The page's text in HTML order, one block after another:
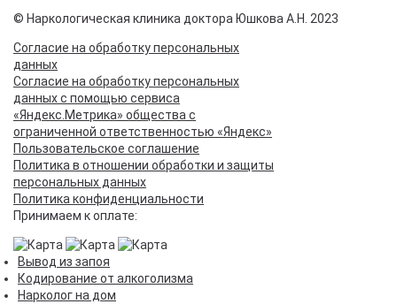
© Наркологическая клиника доктора Юшкова А.Н. 2023
Согласие на обработку персональных
данных
Согласие на обработку персональных
данных с помощью сервиса
«Яндекс.Метрика» общества с
ограниченной ответственностью «Яндекс»
Пользовательское соглашение
Политика в отношении обработки и защиты
персональных данных
Политика конфиденциальности
Принимаем к оплате:
Вывод из запоя
Кодирование от алкоголизма
Нарколог на дом